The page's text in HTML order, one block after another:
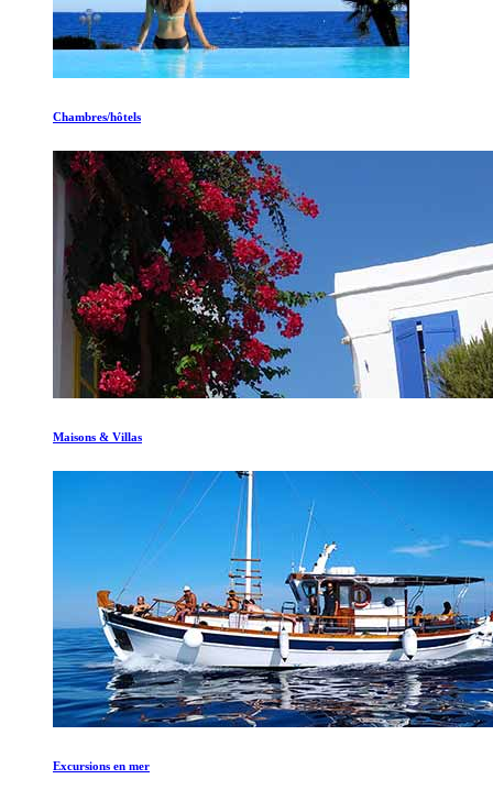
Chambres/hôtels
Maisons & Villas
Excursions en mer